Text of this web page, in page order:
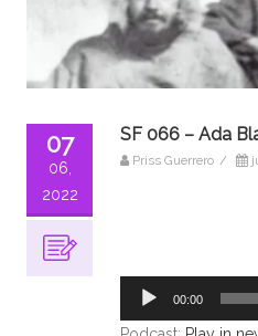
07
06,
2022
SF 066 – Ada
Priss Guerrero /
00:00